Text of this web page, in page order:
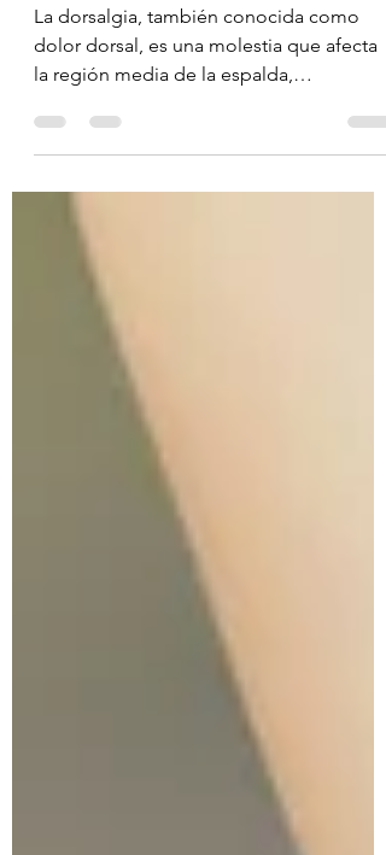
media y alta 👩‍💻
La dorsalgia, también conocida como
la región media de la espalda,
específicamente la zona entre...